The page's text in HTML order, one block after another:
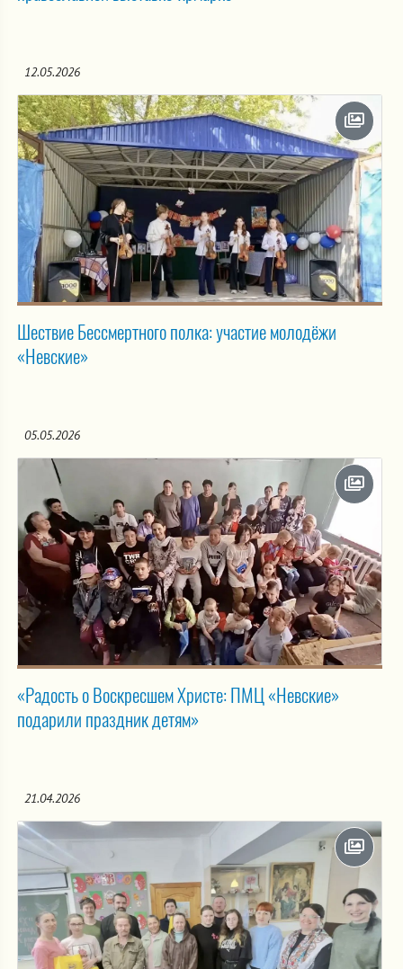
12.05.2026
Шествие Бессмертного полка: участие молодёжи
«Невские»
05.05.2026
«Радость о Воскресшем Христе: ПМЦ «Невские»
подарили праздник детям»
21.04.2026